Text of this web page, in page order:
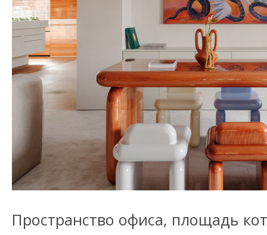
Пространство офиса, площадь